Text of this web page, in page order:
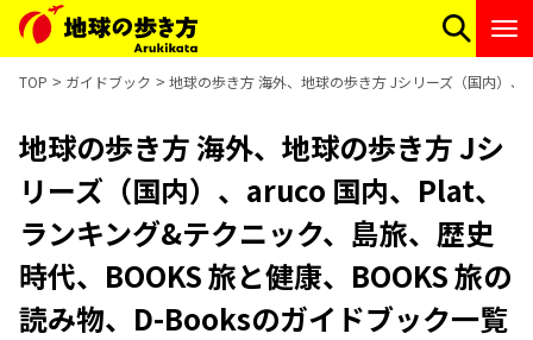
TOP ガイドブック 地球の歩き方 海外、地球の歩き方 Jシリーズ（国内）
地球の歩き方 海外、地球の歩き方 Jシ
リーズ（国内）、aruco 国内、Plat、
ランキング&テクニック、島旅、歴史
時代、BOOKS 旅と健康、BOOKS 旅の
読み物、D-Booksのガイドブック一覧